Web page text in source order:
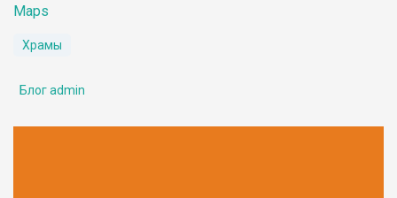
Maps
Храмы
Блог admin